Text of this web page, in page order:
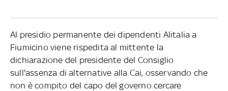
Al presidio permanente dei dipendenti Alitalia a
Fiumicino viene rispedita al mittente la
dichiarazione del presidente del Consiglio
sull'assenza di alternative alla Cai, osservando che
non è compito del capo del governo cercare